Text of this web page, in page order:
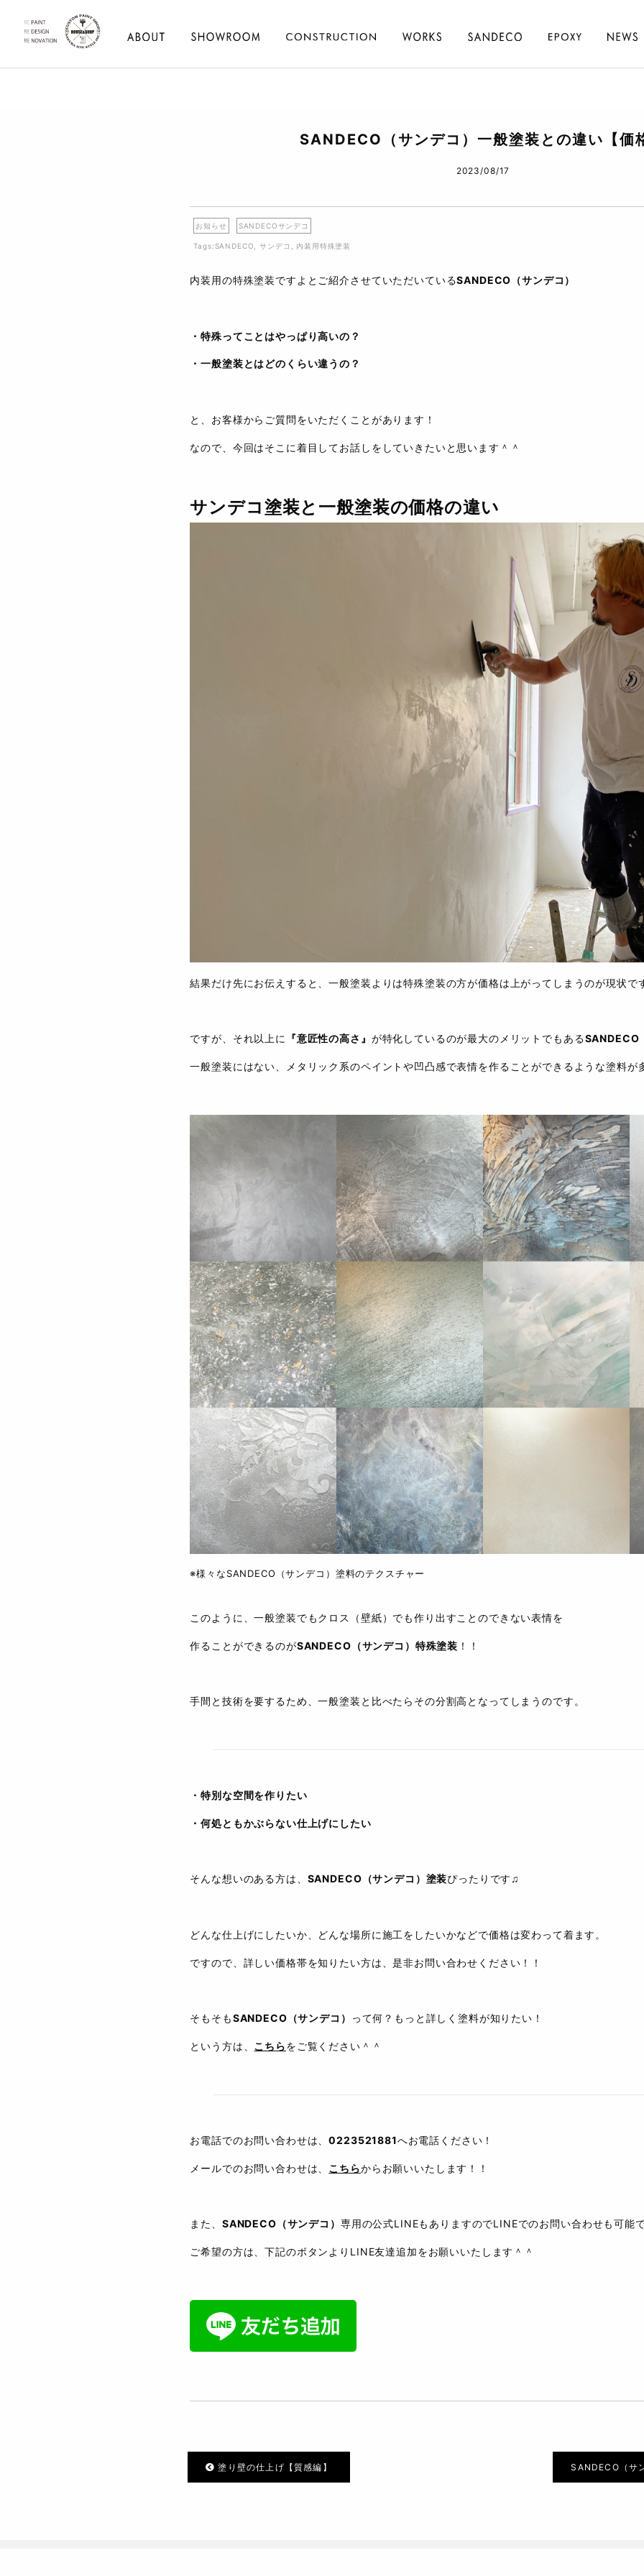
SANDECO（サンデコ）一般塗装との違い【価
2023/08/17
お知らせ SANDECOサンデコ
Tags:SANDECO ,サンデコ 内装用特殊塗装
内装用の特殊塗装ですよとご紹介させていただいているSANDECO（サンデコ）
・特殊ってことはやっぱり高いの？
・一般塗装とはどのくらい違うの？
と、お客様からご質問をいただくことがあります！
なので、今回はそこに着目してお話しをしていきたいと思います＾＾
サンデコ塗装と一般塗装の価格の違い
結果だけ先にお伝えすると、一般塗装よりは特殊塗装の方が価格は上がってしまうのが現状で
ですが、それ以上に 『意匠性の高さ』 が特化しているのが最大のメリットでもあるSANDECO
一般塗装にはない、メタリック系のペイントや凹凸感で表情を作ることができるような塗料が
※様々なSANDECO（サンデコ）塗料のテクスチャー
このように、一般塗装でもクロス（壁紙）でも作り出すことのできない表情を
作ることができるのがSANDECO（サンデコ）特殊塗装 ！！
手間と技術を要するため、一般塗装と比べたらその分割高となってしまうのです。
・特別な空間を作りたい
・何処ともかぶらない仕上げにしたい
そんな想いのある方は、 SANDECO（サンデコ）塗装ぴったりです♫
どんな仕上げにしたいか、どんな場所に施工をしたいかなどで価格は変わって着ます。
ですので、詳しい価格帯を知りたい方は、是非お問い合わせください！！
そもそもSANDECO（サンデコ） って何？もっと詳しく塗料が知りたい！
という方は、 こちらをご覧ください＾＾
お電話でのお問い合わせは、0223521881へお電話ください！
メールでのお問い合わせは、 こちらからお願いいたします！！
また、 SANDECO（サンデコ） 専用の公式LINEもありますのでLINEでのお問い合わせも可能
ご希望の方は、下記のボタンよりLINE友達追加をお願いいたします＾＾
塗り壁の仕上げ【質感編】 SANDECO（サ